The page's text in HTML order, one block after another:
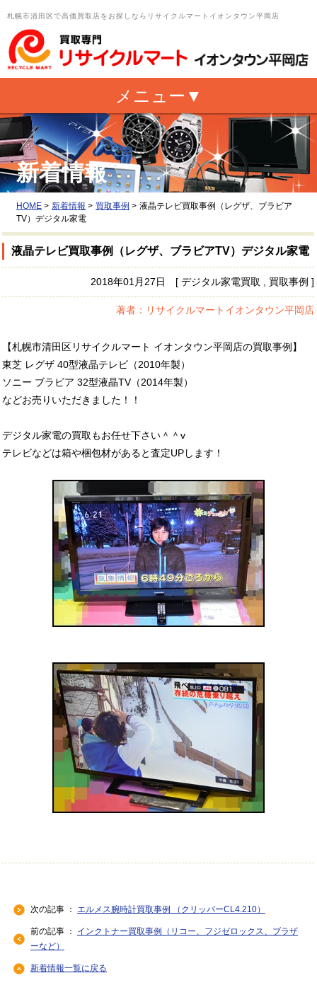
札幌市清田区で高価買取店をお探しならリサイクルマートイオンタウン平岡店
新着情報
HOME > 新着情報 > 買取事例 > 液晶テレビ買取事例（レグザ、ブラビア
TV）デジタル家電
液晶テレビ買取事例（レグザ、ブラビアTV）デジタル家電
2018年01月27日 [ デジタル家電買取 , 買取事例 ]
著者：リサイクルマートイオンタウン平岡店
【札幌市清田区リサイクルマート イオンタウン平岡店の買取事例】
東芝 レグザ 40型液晶テレビ（2010年製）
ソニー ブラビア 32型液晶TV（2014年製）
などお売りいただきました！！
デジタル家電の買取もお任せ下さい＾＾v
テレビなどは箱や梱包材があると査定UPします！
次の記事 ： エルメス腕時計買取事例 （クリッパーCL4.210）
前の記事 ： インクトナー買取事例（リコー、フジゼロックス、ブラザ
ーなど）
新着情報一覧に戻る